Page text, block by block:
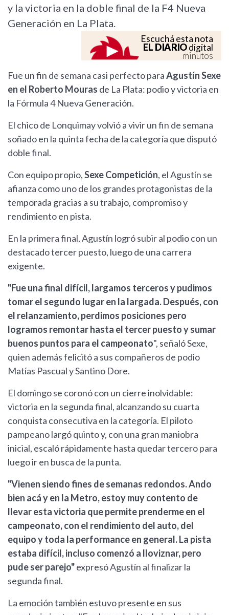
y la victoria en la doble final de la F4 Nueva
Generación en La Plata.
Escuchá esta nota
EL DIARIOdigital
minutos
Fue un fin de semana casi perfecto paraAgustín Sexe
en el Roberto Mouras de La Plata: podio y victoria en
la Fórmula 4 Nueva Generación.
El chico de Lonquimay volvió a vivir un fin de semana
soñado en la quinta fecha de la categoría que disputó
doble final.
Con equipo propio,Sexe Competición, el Agustín se
afianza como uno de los grandes protagonistas de la
temporada gracias a su trabajo, compromiso y
rendimiento en pista.
En la primera final, Agustín logró subir al podio con un
destacado tercer puesto, luego de una carrera
exigente.
"Fue una final difícil, largamos terceros y pudimos
tomar el segundo lugar en la largada. Después, con
el relanzamiento, perdimos posiciones pero
logramos remontar hasta el tercer puesto y sumar
buenos puntos para el campeonato", señaló Sexe,
quien además felicitó a sus compañeros de podio
Matías Pascual y Santino Dore.
El domingo se coronó con un cierre inolvidable:
victoria en la segunda final, alcanzando su cuarta
conquista consecutiva en la categoría. El piloto
pampeano largó quinto y, con una gran maniobra
inicial, escaló rápidamente hasta quedar tercero para
luego ir en busca de la punta.
"Vienen siendo fines de semanas redondos. Ando
bien acá y en la Metro, estoy muy contento de
llevar esta victoria que permite prenderme en el
campeonato, con el rendimiento del auto, del
equipo y toda la performance en general. La pista
estaba difícil, incluso comenzó a lloviznar, pero
pude ser parejo"expresó Agustín al finalizar la
segunda final.
La emoción también estuvo presente en sus